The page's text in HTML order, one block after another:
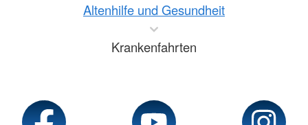
Altenhilfe und Gesundheit
Krankenfahrten